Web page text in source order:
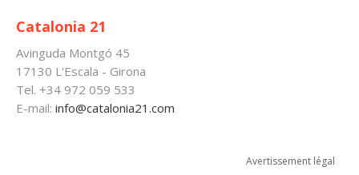
Catalonia 21
Avinguda Montgó 45
17130 L'Escala - Girona
Tel. +34 972 059 533
E-mail: info@catalonia21.com
Avertissement légal